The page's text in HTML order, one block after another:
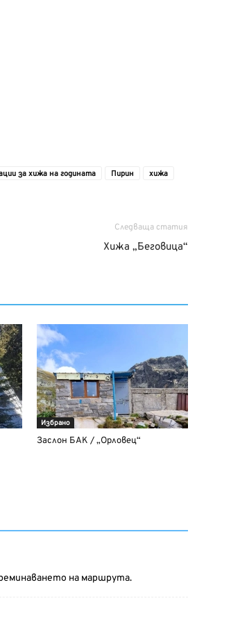
за хижа на годината Пирин
хижа
Следваща статия
Хижа „Беговица“
Избрано
Заслон БАК / „Орловец“
на маршрута.